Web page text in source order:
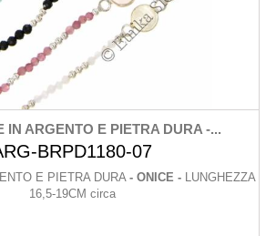
IN ARGENTO E PIETRA DURA -...
BRPD1180-07
E PIETRA DURA - ONICE - LUNGHEZZA
16,5-19CM circa